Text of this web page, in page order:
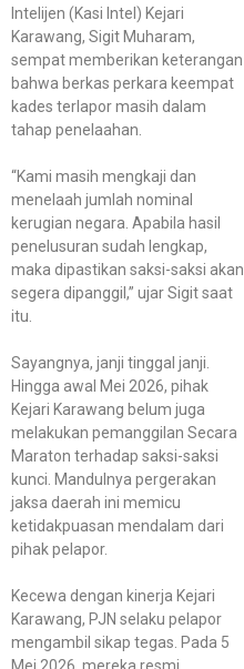
Intelijen (Kasi Intel) Kejari
Karawang, Sigit Muharam,
sempat memberikan keterangan
bahwa berkas perkara keempat
kades terlapor masih dalam
tahap penelaahan.
“Kami masih mengkaji dan
menelaah jumlah nominal
kerugian negara. Apabila hasil
penelusuran sudah lengkap,
maka dipastikan saksi-saksi akan
segera dipanggil,” ujar Sigit saat
itu.
Sayangnya, janji tinggal janji.
Hingga awal Mei 2026, pihak
Kejari Karawang belum juga
melakukan pemanggilan Secara
Maraton terhadap saksi-saksi
kunci. Mandulnya pergerakan
jaksa daerah ini memicu
ketidakpuasan mendalam dari
pihak pelapor.
Kecewa dengan kinerja Kejari
Karawang, PJN selaku pelapor
mengambil sikap tegas. Pada 5
Mei 2026, mereka resmi